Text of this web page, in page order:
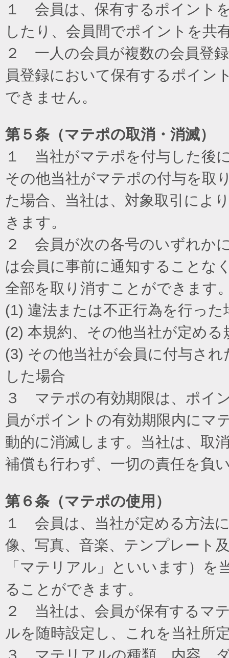
１ 会員は、保有するポイント
したり、会員間でポイントを共
２ 一人の会員が複数の会員登
員登録において保有するポイン
できません。
第５条（マテポの取消・消滅）
１ 当社がマテポを付与した後
その他当社がマテポの付与を取
た場合、当社は、対象取引によ
きます。
２ 会員が次の各号のいずれか
は会員に事前に通知することな
全部を取り消すことができます
(1) 違法または不正行為を行った
(2) 本規約、その他当社が定め
(3) その他当社が会員に付与さ
した場合
３ マテポの有効期限は、ポイ
員がポイントの有効期限内にマ
動的に消滅します。当社は、取
補償も行わず、一切の責任を負
第６条（マテポの使用）
１ 会員は、当社が定める方法
像、写真、音楽、テンプレート
「マテリアル」といいます）
ることができます。
２ 当社は、会員が保有するマ
ルを随時設定し、これを当社所